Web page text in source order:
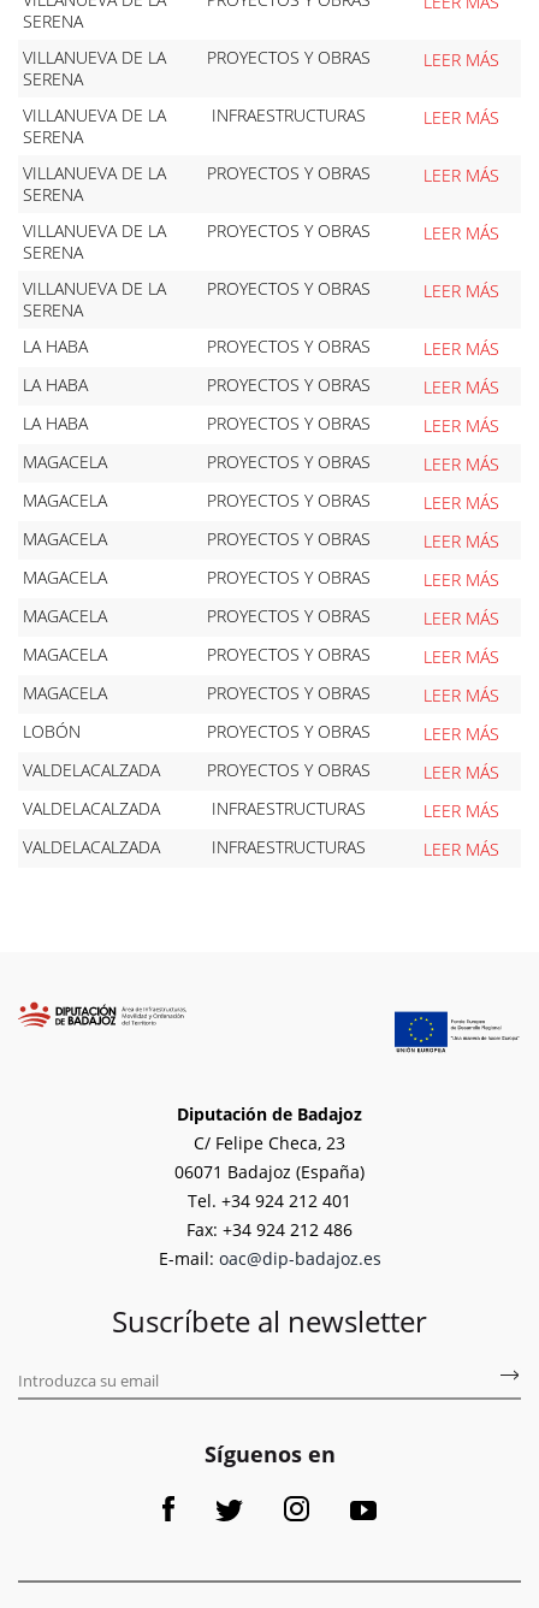
SERENA
VILLANUEVA DE LA
SERENA
PROYECTOS Y OBRAS LEER MÁS
VILLANUEVA DE LA
SERENA
INFRAESTRUCTURAS LEER MÁS
VILLANUEVA DE LA
SERENA
PROYECTOS Y OBRAS LEER MÁS
VILLANUEVA DE LA
SERENA
PROYECTOS Y OBRAS LEER MÁS
VILLANUEVA DE LA
SERENA
PROYECTOS Y OBRAS LEER MÁS
LA HABA PROYECTOS Y OBRAS
LEER MÁS
LA HABA
PROYECTOS Y OBRAS
LEER MÁS
LA HABA
PROYECTOS Y OBRAS
LEER MÁS
MAGACELA
PROYECTOS Y OBRAS
LEER MÁS
MAGACELA
PROYECTOS Y OBRAS
LEER MÁS
MAGACELA
PROYECTOS Y OBRAS
LEER MÁS
MAGACELA
PROYECTOS Y OBRAS
LEER MÁS
MAGACELA
PROYECTOS Y OBRAS
LEER MÁS
MAGACELA
PROYECTOS Y OBRAS
LEER MÁS
MAGACELA
PROYECTOS Y OBRAS
LEER MÁS
LOBÓN
PROYECTOS Y OBRAS
LEER MÁS
VALDELACALZADA
PROYECTOS Y OBRAS
LEER MÁS
VALDELACALZADA
INFRAESTRUCTURAS
LEER MÁS
VALDELACALZADA
INFRAESTRUCTURAS LEER MÁS
Diputación de Badajoz
C/ Felipe Checa, 23
06071 Badajoz (España)
Tel. +34 924 212 401
Fax: +34 924 212 486
E-mail: oac@dip-badajoz.es
Suscríbete al newsletter
Síguenos en